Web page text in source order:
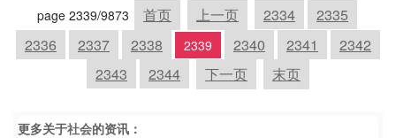
page 2339/9873 首页 上一页 2334
2335
2336
2337 2338 2339 2340 2341
2342
2343
2344 下一页 末页
更多关于社会的资讯：